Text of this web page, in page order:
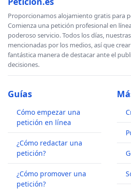
Proporcionamos alojamiento gratis para
Comienza una petición profesional en
poderoso servicio. Todos los días,
mencionadas por los medios, así que
fantástica manera de destacar ante el
decisiones.
Guías
Cómo empezar una
petición en línea
¿Cómo redactar una
petición?
¿Cómo promover una
petición?